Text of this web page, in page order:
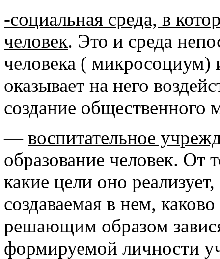
-социальная среда, в
человек. Это и среда
человека ( микросоциум)
оказывает на него
создание общественного
— воспитательное
образование человек. От
какие цели оно
создаваемая в нем,
решающим образом
формируемой личности